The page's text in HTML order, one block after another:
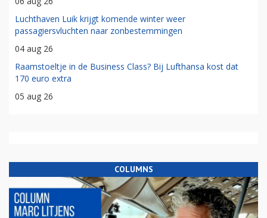
Luchthaven Luik krijgt komende winter weer
passagiersvluchten naar zonbestemmingen
04 aug 26
Raamstoeltje in de Business Class? Bij Lufthansa kost dat
170 euro extra
05 aug 26
COLUMNS